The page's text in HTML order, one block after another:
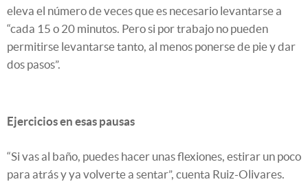
eleva el número de veces que es necesario levantarse a
“cada 15 o 20 minutos. Pero si por trabajo no pueden
permitirse levantarse tanto, al menos ponerse de pie y dar
dos pasos”.
Ejercicios en esas pausas
“Si vas al baño, puedes hacer unas flexiones, estirar un poco
para atrás y ya volverte a sentar”, cuenta Ruiz-Olivares.